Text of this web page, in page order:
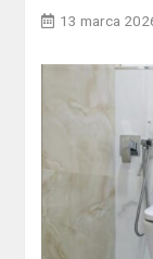
13 marca